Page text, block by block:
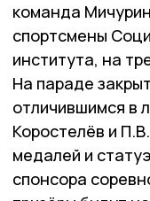
команда
спортсмены
института, на
На параде
отличившимся в
Коростелёв и
медалей и
спонсора